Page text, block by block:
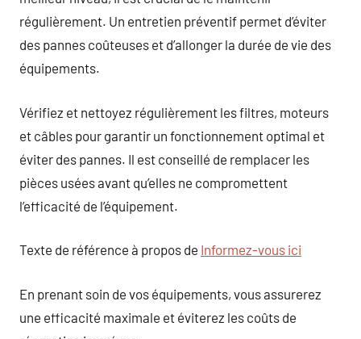
régulièrement. Un entretien préventif permet d’éviter
des pannes coûteuses et d’allonger la durée de vie des
équipements.
Vérifiez et nettoyez régulièrement les filtres, moteurs
et câbles pour garantir un fonctionnement optimal et
éviter des pannes. Il est conseillé de remplacer les
pièces usées avant qu’elles ne compromettent
l’efficacité de l’équipement.
Texte de référence à propos de Informez-vous ici
En prenant soin de vos équipements, vous assurerez
une efficacité maximale et éviterez les coûts de